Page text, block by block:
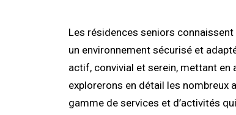
Les résidences seniors
un environnement sécurisé et
actif, convivial et serein, mettant en
explorerons en détail les nombreux
gamme de services et d’activités